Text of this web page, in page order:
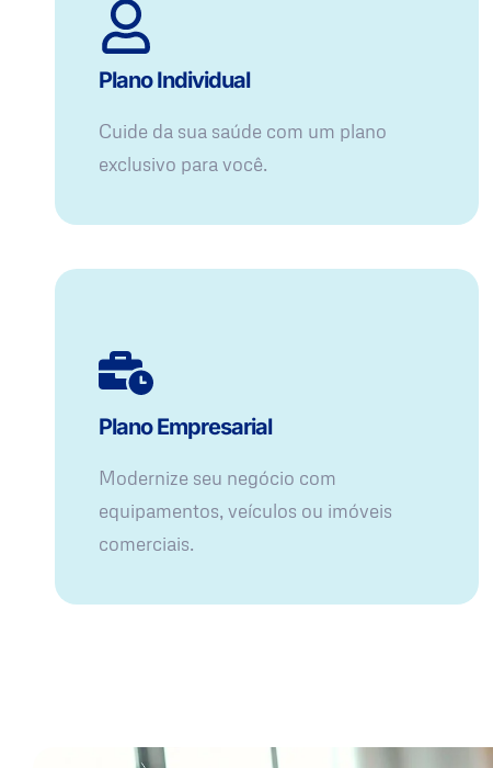
Plano Individual
Cuide da sua saúde com um plano
exclusivo para você.
Plano Empresarial
Modernize seu negócio com
equipamentos, veículos ou imóveis
comerciais.